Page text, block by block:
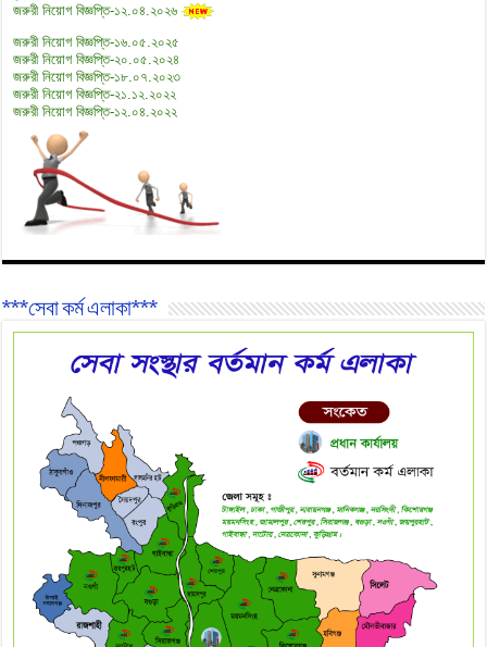
জরুরী নিয়োগ বিজ্ঞপ্তি-১২.০৪.২০২৬
জরুরী নিয়োগ বিজ্ঞপ্তি-১৬.০৫.২০২৫
জরুরী নিয়োগ বিজ্ঞপ্তি-২০.০৫.২০২৪
জরুরী নিয়োগ বিজ্ঞপ্তি-১৮.০৭.২০২৩
জরুরী নিয়োগ বিজ্ঞপ্তি-২১.১২.২০২২
জরুরী নিয়োগ বিজ্ঞপ্তি-১২.০৪.২০২২
***সেবা কর্ম এলাকা***